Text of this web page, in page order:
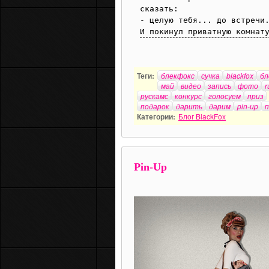
сказать:
- целую тебя... до
И покинул приватную
Теги: блекфокс сучка blackfox
май
видео запись фото
рускамс
конкурс голосуем
приз
подарок
дарить дарим pin-up
Категории: Блог BlackFox
Pin-Up